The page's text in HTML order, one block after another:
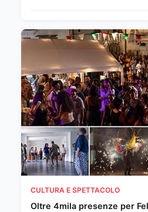
CULTURA E SPETTACOLO
Oltre 4mila presenze per